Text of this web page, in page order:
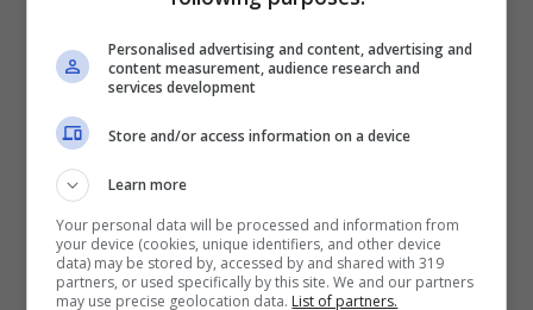
fretta tutto? Ecco, le banane e le mele
rilasciano etilene durante la maturazione. Per
approfittare dell’effetto booster di questo
prezioso gas basta creare l’ambiente giusto.
E qui entra in gioco il classicosacchetto di
carta,quello che magari usi per il pane o per
Personalised advertising and content, advertising and
content measurement, audience research and
services development
Store and/or access information on a device
Learn more
Your personal data will be processed and information from
your device (cookies, unique identifiers, and other device
data) may be stored by, accessed by and shared with 319
partners, or used specifically by this site. We and our partners
may use precise geolocation data. List of partners.